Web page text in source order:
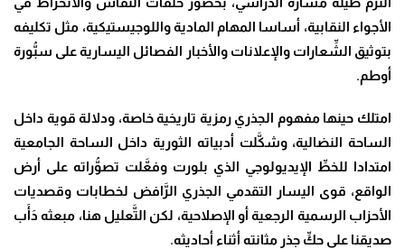
الأجواء النقابية، أساسا المهام المادية واللوجيستيكية، مثل تكليفه
بتوثيق الشِّعارات والإعلانات والأخبار الفصائل اليسارية على سبُّورة
أوطم.
امتلك حينها مفهوم الجذري رمزية تاريخية خاصة، ودلالة قوية داخل
الساحة النضالية، وشكَّلت أدبياته الثورية داخل الساحة الجامعية
امتدادا للخطِّ الإيديولوجي الذي بلورت وفعَّلت تصوُّراته على أرض
الواقع، قوى اليسار التقدمي الجذري الرَّافض لخطابات وقصديات
الأحزاب الرسمية الرجعية أو الإصلاحية، لكن التَّعليل هنا، مبعثه دَأَب
صديقنا على حكِّ جذر مثانته أثناء أحاديثه.